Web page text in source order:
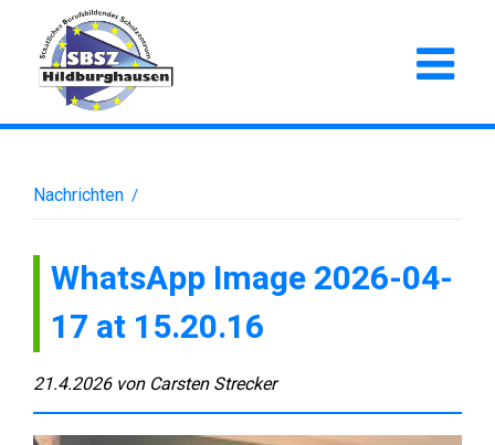
Nachrichten /
WhatsApp Image 2026-04-
17 at 15.20.16
21.4.2026 von Carsten Strecker